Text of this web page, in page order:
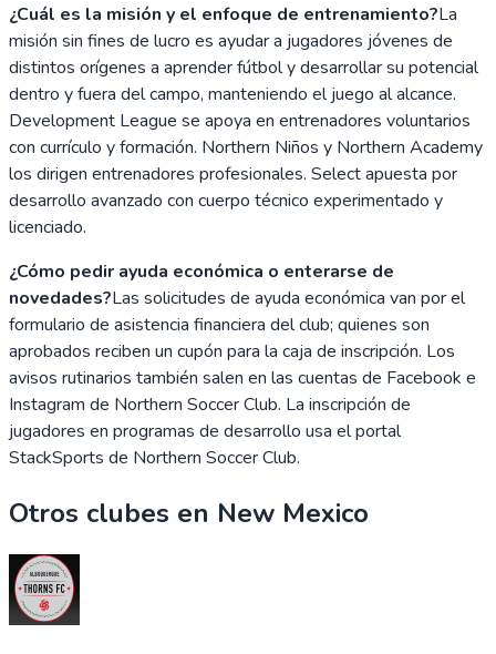
¿Cuál es la misión y el enfoque de entrenamiento?La
misión sin fines de lucro es ayudar a jugadores jóvenes de
distintos orígenes a aprender fútbol y desarrollar su potencial
dentro y fuera del campo, manteniendo el juego al alcance.
Development League se apoya en entrenadores voluntarios
con currículo y formación. Northern Niños y Northern Academy
los dirigen entrenadores profesionales. Select apuesta por
desarrollo avanzado con cuerpo técnico experimentado y
licenciado.
¿Cómo pedir ayuda económica o enterarse de
novedades?Las solicitudes de ayuda económica van por el
formulario de asistencia financiera del club; quienes son
aprobados reciben un cupón para la caja de inscripción. Los
avisos rutinarios también salen en las cuentas de Facebook e
Instagram de Northern Soccer Club. La inscripción de
jugadores en programas de desarrollo usa el portal
StackSports de Northern Soccer Club.
Otros clubes en New Mexico